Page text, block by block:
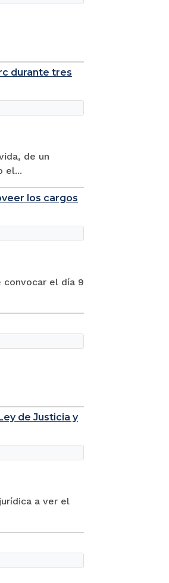
durante tres
de un
el...
los cargos
convocar el día 9
de Justicia y
a ver el